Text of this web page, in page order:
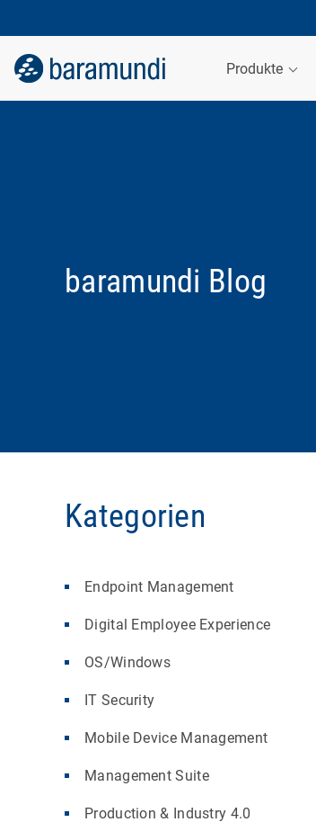
Produkte
baramundi Blog
Kategorien
Endpoint Management
Digital Employee Experience
OS/Windows
IT Security
Mobile Device Management
Management Suite
Production & Industry 4.0